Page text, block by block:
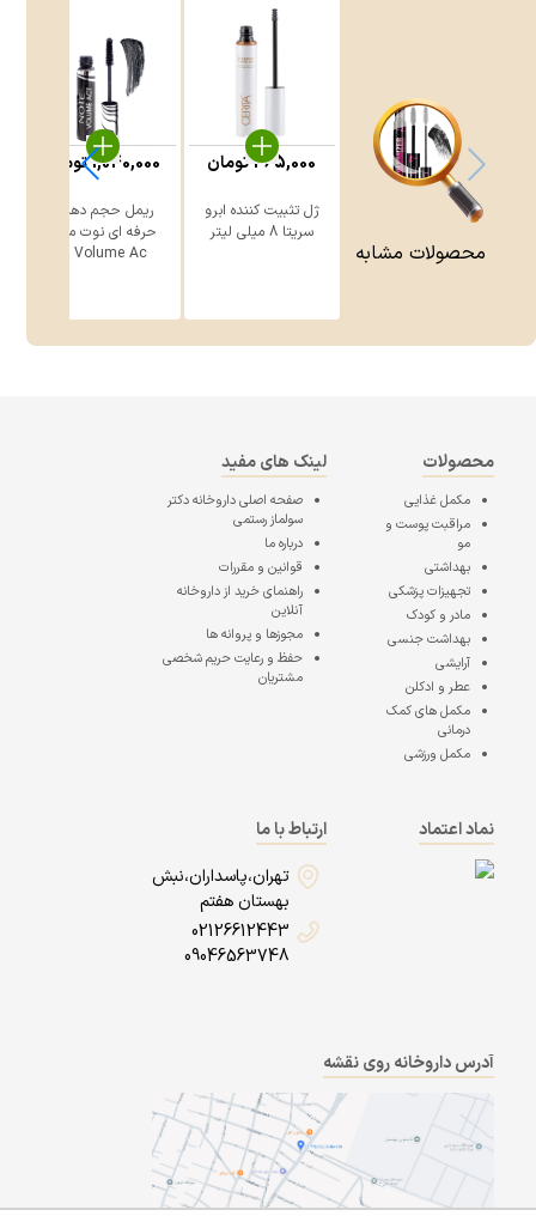
محصولات مشابه
ژل تثبیت کننده ابرو
سریتا 8 میلی لیتر
465,000تومان
ریمل حجم دهنده
حرفه ای نوت مدل
Volume Ac ...
1,040,000تومان
محصولات
مکمل غذایی
مراقبت پوست و
مو
بهداشتی
تجهیزات پزشکی
مادر و کودک
بهداشت جنسی
آرایشی
عطر و ادکلن
مکمل های کمک
درمانی
مکمل ورزشی
لینک های مفید
صفحه اصلیداروخانه دکتر
سولماز رستمی
درباره ما
قوانین و مقررات
راهنمای خرید از داروخانه
آنلاین
مجوزها و پروانه ها
حفظ و رعایت حریم شخصی
مشتریان
نماد اعتماد
ارتباط با ما
تهران،پاسداران،نبش
بهستان هفتم
02126612443
09046563748
آدرس داروخانه روی نقشه